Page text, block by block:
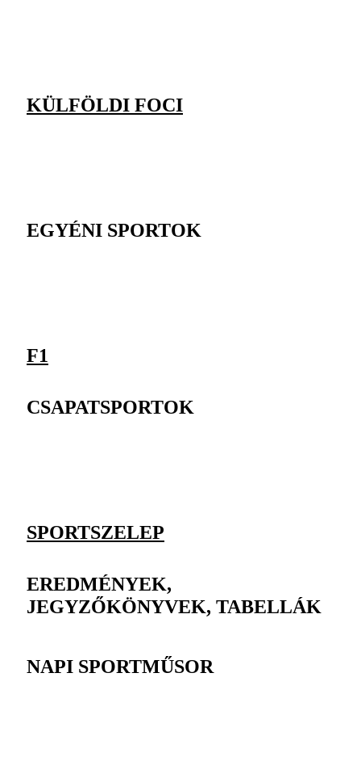
KÜLFÖLDI FOCI
EGYÉNI SPORTOK
F1
CSAPATSPORTOK
SPORTSZELEP
EREDMÉNYEK,
JEGYZŐKÖNYVEK, TABELLÁK
NAPI SPORTMŰSOR